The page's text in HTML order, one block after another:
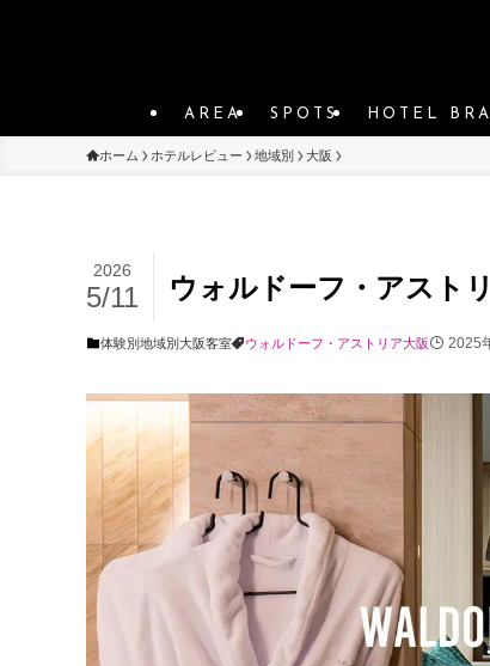
AREA SPOTS HOTEL
ホーム ホテルレビュー 地域別 大阪
ウォルドーフ・アスト
2026
5/11
体験別地域別大阪客室 ウォルドーフ・アストリア大阪 2025